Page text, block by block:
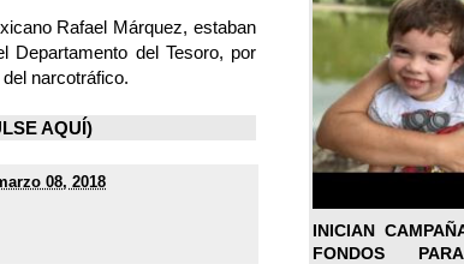
Rafael Márquez, estaban
Departamento del Tesoro, por
narcotráfico.
AQUÍ)
08, 2018
INICIAN
FONDOS